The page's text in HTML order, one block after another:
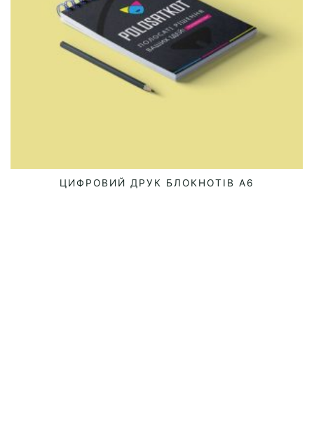
сторінці
товару
ЧИТАТИ ДАЛІ
ЦИФРОВИЙ ДРУК БЛОКНОТІВ А6